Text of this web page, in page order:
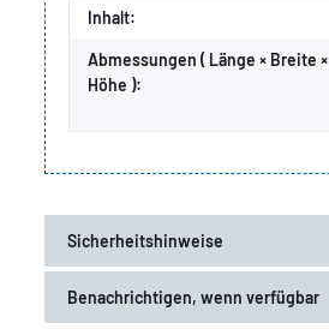
Inhalt:
Abmessungen ( Länge × Breite ×
Höhe ):
Sicherheitshinweise
Benachrichtigen, wenn verfügbar